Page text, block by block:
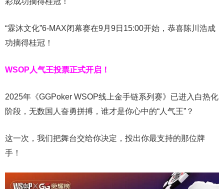
“霖沐文化”6-MAX闭幕赛在9月9日15:00开始，恭喜陈川浩成
功摘得桂冠！
WSOP人气王投票正式开启！
2025年《GGPoker WSOP线上金手链系列赛》已进入白热化
阶段，无数国人奋勇拼搏，谁才是你心中的“人气王”？
这一次，我们把舞台交给你决定，投出你最支持的那位牌
手！